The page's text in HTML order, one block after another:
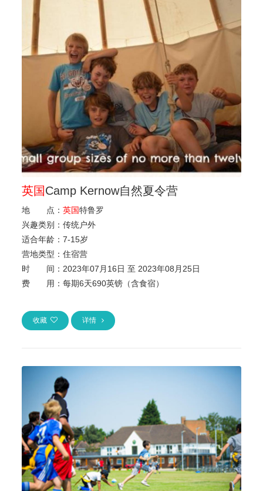
英国Camp Kernow自然夏令营
地 点：英国特鲁罗
兴趣类别：传统户外
适合年龄：7-15岁
营地类型：住宿营
时 间： 2023年07月16日 至 2023年08月25日
费 用：每期6天690英镑（含食宿）
收藏 详情